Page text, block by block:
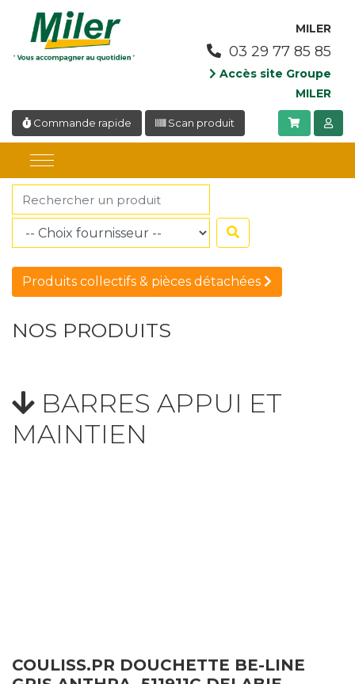
MILER
03 29 77 85 85
Accès site Groupe
MILER
Commande rapide Scan produit
Produits collectifs & pièces détachées
NOS PRODUITS
BARRES APPUI ET
MAINTIEN
COULISS.PR DOUCHETTE BE-LINE
Panneau de gestion des cookies